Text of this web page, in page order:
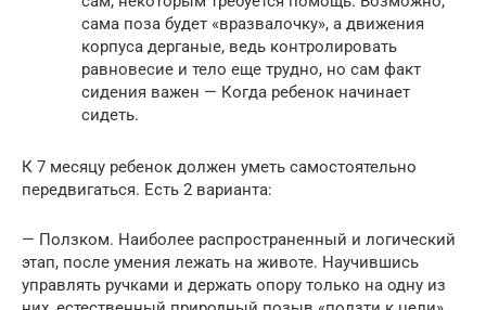
сама поза будет «вразвалочку», а движения
корпуса дерганые, ведь контролировать
равновесие и тело еще трудно, но сам факт
сидения важен — Когда ребенок начинает
сидеть.
К 7 месяцу ребенок должен уметь самостоятельно
передвигаться. Есть 2 варианта:
— Ползком. Наиболее распространенный и логический
этап, после умения лежать на животе. Научившись
управлять ручками и держать опору только на одну из